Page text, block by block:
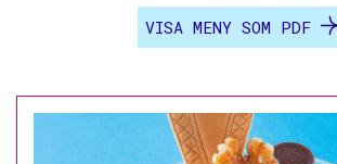
VISA MENY SOM PDF